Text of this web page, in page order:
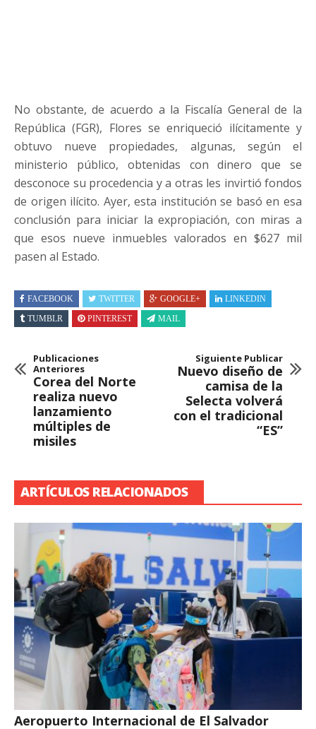
No obstante, de acuerdo a la Fiscalía General de la
República (FGR), Flores se enriqueció ilícitamente y
obtuvo nueve propiedades, algunas, según el
ministerio público, obtenidas con dinero que se
desconoce su procedencia y a otras les invirtió fondos
de origen ilícito. Ayer, esta institución se basó en esa
conclusión para iniciar la expropiación, con miras a
que esos nueve inmuebles valorados en $627 mil
pasen al Estado.
FACEBOOK TWITTER GOOGLE+
LINKEDIN
TUMBLR
PINTEREST MAIL
Publicaciones
Anteriores
Corea del Norte
realiza nuevo
lanzamiento
múltiples de
misiles
Siguiente Publicar
Nuevo diseño de
camisa de la
Selecta volverá
con el tradicional
“ES”
ARTÍCULOS RELACIONADOS
Aeropuerto Internacional de El Salvador